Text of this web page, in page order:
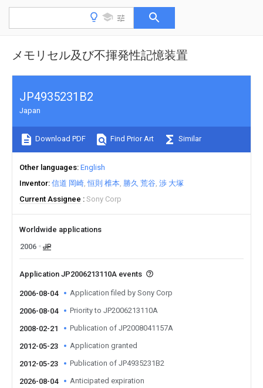
メモリセル及び不揮発性記憶装置
JP4935231B2
Japan
Download PDF Find Prior Art Similar
Other languages English
Inventor 信道 岡崎 恒則 椎本 勝久 荒谷 渉 大塚
Current Assignee
Sony Corp
Worldwide applications
2006
JP
Application JP2006213110A events
2006-08-04 Application filed by Sony Corp
2006-08-04 Priority to JP2006213110A
2008-02-21 Publication of JP2008041157A
2012-05-23 Application granted
2012-05-23 Publication of JP4935231B2
2026-08-04 Anticipated expiration